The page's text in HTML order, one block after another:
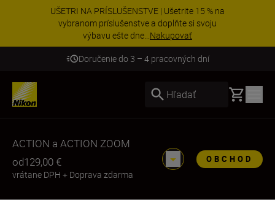
UŠETRI NA PRÍSLUŠENSTVE | Ušetrite 15 % na
vybranom príslušenstve a doplňte si svoju
výbavu ešte dne...Nakupovať
Doručenie do 3 – 4 pracovných dní
Hľadať Basket
ACTION a ACTION ZOOM
od129,00 €
vrátane DPH + Doprava zdarma
OBCHOD